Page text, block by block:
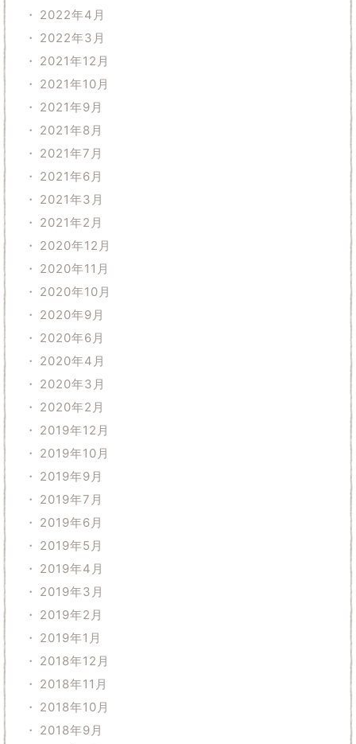
2022年4月
2022年3月
2021年12月
2021年10月
2021年9月
2021年8月
2021年7月
2021年6月
2021年3月
2021年2月
2020年12月
2020年11月
2020年10月
2020年9月
2020年6月
2020年4月
2020年3月
2020年2月
2019年12月
2019年10月
2019年9月
2019年7月
2019年6月
2019年5月
2019年4月
2019年3月
2019年2月
2019年1月
2018年12月
2018年11月
2018年10月
2018年9月